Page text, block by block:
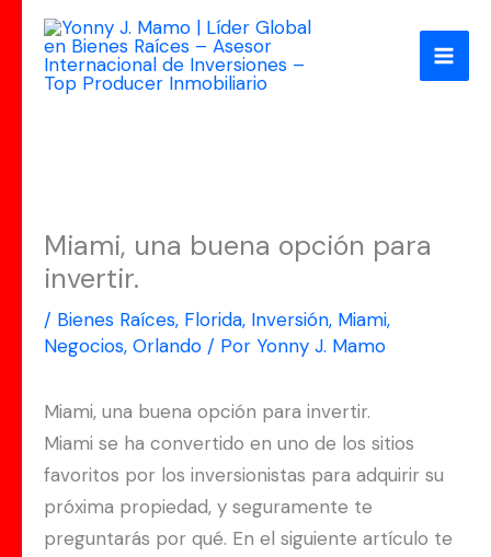
contenido
Miami, una buena opción para
invertir.
/ Bienes Raíces, Florida, Inversión, Miami,
Negocios, Orlando / Por Yonny J. Mamo
Miami, una buena opción para invertir.
Miami se ha convertido en uno de los sitios
favoritos por los inversionistas para adquirir su
próxima propiedad, y seguramente te
preguntarás por qué. En el siguiente artículo te